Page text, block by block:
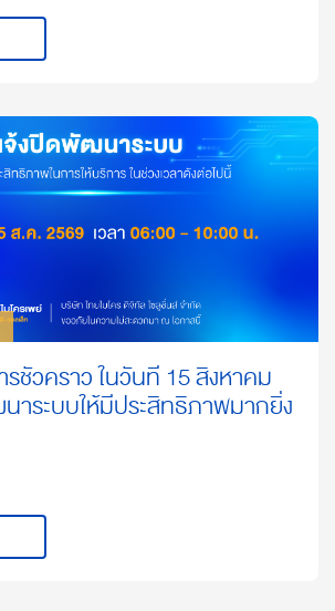
รชั่วคราว ในวันที่ 15 สิงหาคม
าระบบให้มีประสิทธิภาพมากยิ่ง